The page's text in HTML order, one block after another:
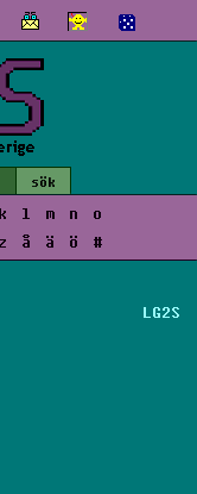
k l m n
o
z å ä ö #
LG2S